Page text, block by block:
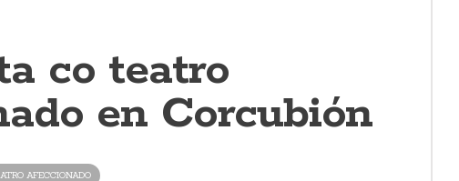
co teatro
en Corcubión
AFECCIONADO